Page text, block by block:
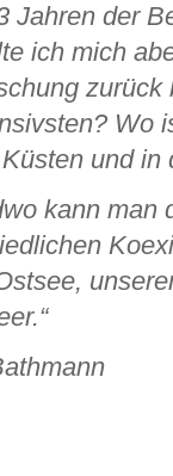
Jahren der
ich mich
Wo
und in
kann man